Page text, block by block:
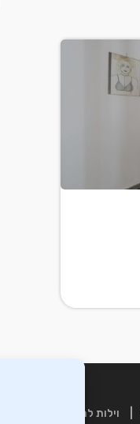
וילות למכירה בכרתים